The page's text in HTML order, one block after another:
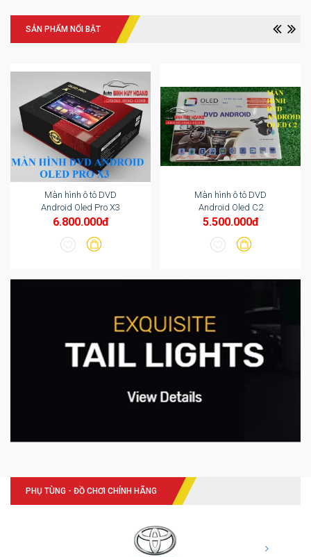
SẢN PHẨM NỔI BẬT
Màn hình ô tô DVD
Android Oled Pro X3
6.800.000đ
Màn hình ô tô DVD
Android Oled C2
5.500.000đ
PHỤ TÙNG - ĐỒ CHƠI CHÍNH HÃNG